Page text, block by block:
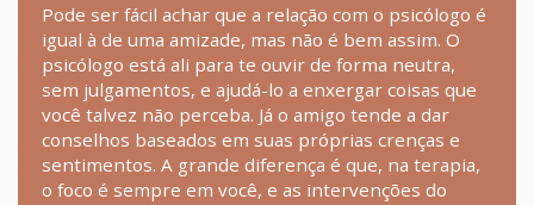
Pode ser fácil achar que a relação com o psicólogo é
igual à de uma amizade, mas não é bem assim. O
psicólogo está ali para te ouvir de forma neutra,
sem julgamentos, e ajudá-lo a enxergar coisas que
você talvez não perceba. Já o amigo tende a dar
conselhos baseados em suas próprias crenças e
sentimentos. A grande diferença é que, na terapia,
o foco é sempre em você, e as intervenções do